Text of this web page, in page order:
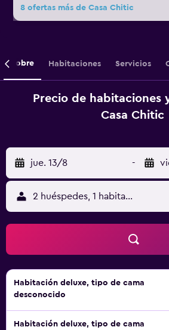
8 ofertas más de Casa Chitic
Sobre Habitaciones Servicios
Precio de habitaciones
Casa Chitic
jue. 13/8 -
2 huéspedes, 1 habitación
Habitación deluxe, tipo de cama
desconocido
Habitación deluxe, tipo de cama